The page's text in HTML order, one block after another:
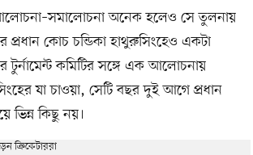
আলোচনা–সমালোচনা অনেক হলেও সে তুলনায়
কোচ চন্ডিকা হাথুরুসিংহেও একটা
টুর্নামেন্ট কমিটির সঙ্গে এক আলোচনায়
যা চাওয়া, সেটি বছর দুই আগে প্রধান
ভিন্ন কিছু নয়।